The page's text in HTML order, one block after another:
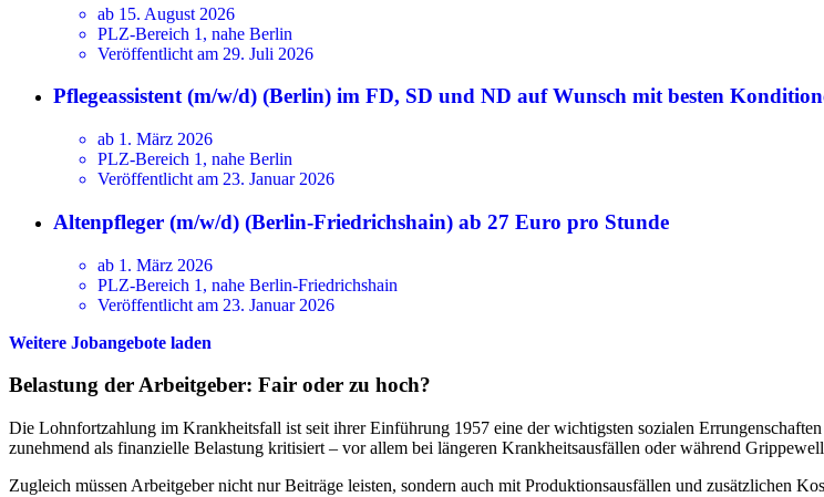
ab 15. August 2026
PLZ-Bereich 1, nahe Berlin
Veröffentlicht am 29. Juli 2026
Pflegeassistent (m/w/d) (Berlin) im FD, SD und ND auf Wunsch mit besten
ab 1. März 2026
PLZ-Bereich 1, nahe Berlin
Veröffentlicht am 23. Januar 2026
Altenpfleger (m/w/d) (Berlin-Friedrichshain) ab 27 Euro pro Stunde
ab 1. März 2026
PLZ-Bereich 1, nahe Berlin-Friedrichshain
Veröffentlicht am 23. Januar 2026
Weitere Jobangebote laden
Belastung der Arbeitgeber: Fair oder zu hoch?
Die Lohnfortzahlung im Krankheitsfall ist seit ihrer Einführung 1957 eine der wichtigsten sozialen
zunehmend als finanzielle Belastung kritisiert – vor allem bei längeren Krankheitsausfällen oder während
Zugleich müssen Arbeitgeber nicht nur Beiträge leisten, sondern auch mit Produktionsausfällen und zusätzlichen